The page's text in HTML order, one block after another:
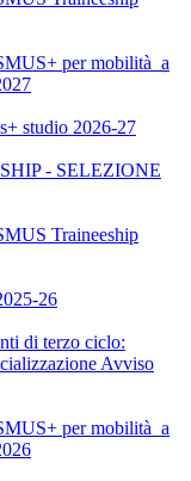
per mobilità a
studio 2026-27
- SELEZIONE
Traineeship
26
di terzo ciclo:
Avviso
per mobilità a